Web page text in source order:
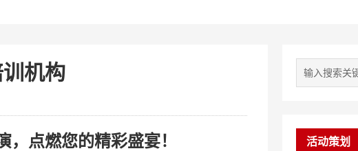
机构
点燃您的精彩盛宴！ 活动策划